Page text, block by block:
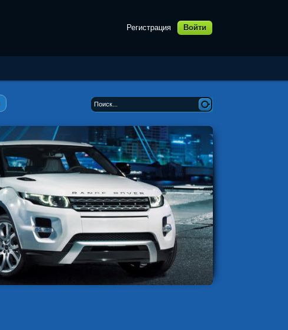
Регистрация Войти